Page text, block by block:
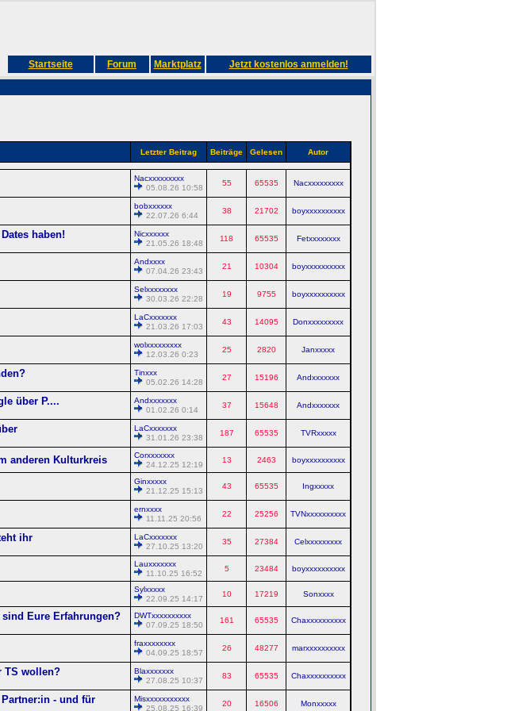
Startseite Forum Marktplatz Jetzt kostenlos anmelden!
Letzter Beitrag Beiträge Gelesen Autor
Nacxxxxxxxxx
05.08.26 10:58
55 65535 Nacxxxxxxxxx
bobxxxxxx
22.07.26 6:44
38 21702 boyxxxxxxxxxx
haben!
Nicxxxxxx
21.05.26 18:48
118 65535 Fetxxxxxxxx
Andxxxx
07.04.26 23:43
21 10304 boyxxxxxxxxxx
Selxxxxxxxx
30.03.26 22:28
19 9755 boyxxxxxxxxxx
LaCxxxxxxx
21.03.26 17:03
43 14095 Donxxxxxxxxx
wolxxxxxxxxx
12.03.26 0:23
25 2820 Janxxxxx
Tinxxx
05.02.26 14:28
27 15196 Andxxxxxxx
über P....
Andxxxxxxx
01.02.26 0:14
37 15648 Andxxxxxxx
LaCxxxxxxx
31.01.26 23:38
187 65535 TVRxxxxx
anderen Kulturkreis
Corxxxxxxx
24.12.25 12:19
13 2463 boyxxxxxxxxxx
Ginxxxxx
21.12.25 15:13
43 65535 Ingxxxxx
ernxxxx
11.11.25 20:56
22 25256 TVNxxxxxxxxxx
ihr
LaCxxxxxxx
27.10.25 13:20
35 27384 Celxxxxxxxxx
Lauxxxxxxx
11.10.25 16:52
5 23484 boyxxxxxxxxxx
Sylxxxxx
22.09.25 14:17
10 17219 Sonxxxx
Eure Erfahrungen?
DWTxxxxxxxxxx
07.09.25 18:50
161 65535 Chaxxxxxxxxxx
fraxxxxxxxx
04.09.25 18:57
26 48277 marxxxxxxxxxx
TS wollen?
Blaxxxxxxx
27.08.25 10:37
83 65535 Chaxxxxxxxxxx
- und für
Misxxxxxxxxxxx
25.08.25 16:39
20 16506 Monxxxxx